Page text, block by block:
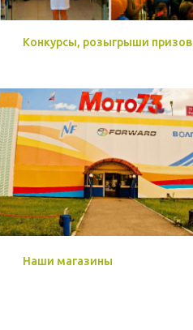
Конкурсы, розыгрыши призов
Наши магазины